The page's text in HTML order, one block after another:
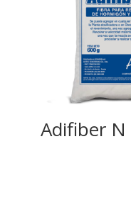
Adifiber N